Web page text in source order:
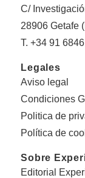
C/
28906 Getafe
T. +34 91
Legales
Aviso legal
Condiciones
Politica de
Política de
Sobre
Editorial